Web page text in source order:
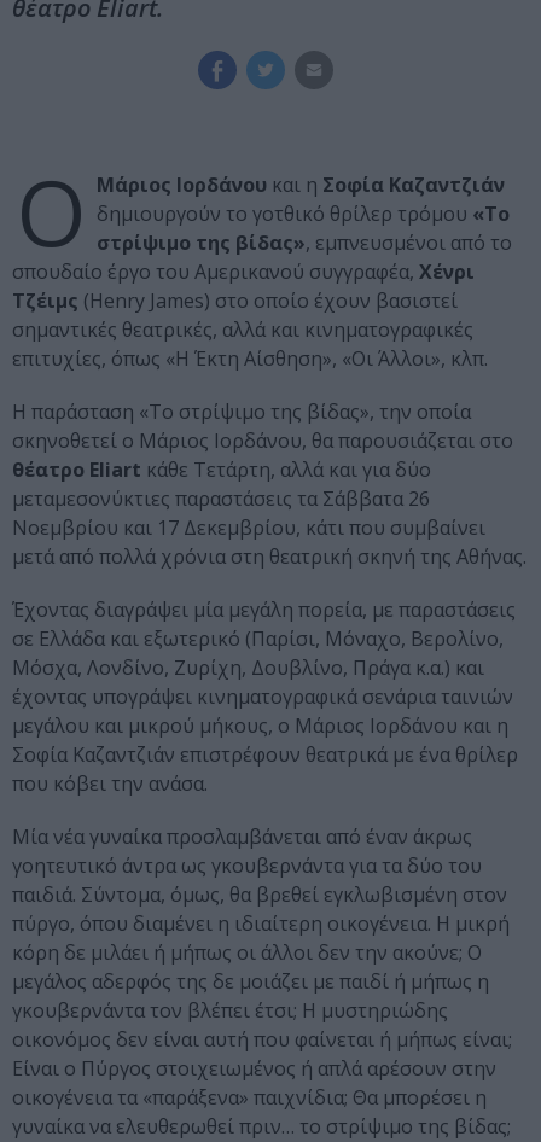
θέατρο Eliart.
Ο Μάριος Ιορδάνου και η Σοφία Καζαντζιάν
δημιουργούν το γοτθικό θρίλερ τρόμου «Το
στρίψιμο της βίδας», εμπνευσμένοι από το
σπουδαίο έργο του Αμερικανού συγγραφέα, Χένρι
Τζέιμς (Henry James) στο οποίο έχουν βασιστεί
σημαντικές θεατρικές, αλλά και κινηματογραφικές
επιτυχίες, όπως «Η Έκτη Αίσθηση», «Οι Άλλοι», κλπ.
Η παράσταση «Το στρίψιμο της βίδας», την οποία
σκηνοθετεί ο Μάριος Ιορδάνου, θα παρουσιάζεται στο
θέατρο Eliart κάθε Τετάρτη, αλλά και για δύο
μεταμεσονύκτιες παραστάσεις τα Σάββατα 26
Νοεμβρίου και 17 Δεκεμβρίου, κάτι που συμβαίνει
μετά από πολλά χρόνια στη θεατρική σκηνή της Αθήνας.
Έχοντας διαγράψει μία μεγάλη πορεία, με παραστάσεις
σε Ελλάδα και εξωτερικό (Παρίσι, Μόναχο, Βερολίνο,
Μόσχα, Λονδίνο, Ζυρίχη, Δουβλίνο, Πράγα κ.α.) και
έχοντας υπογράψει κινηματογραφικά σενάρια ταινιών
μεγάλου και μικρού μήκους, ο Μάριος Ιορδάνου και η
Σοφία Καζαντζιάν επιστρέφουν θεατρικά με ένα θρίλερ
που κόβει την ανάσα.
Μία νέα γυναίκα προσλαμβάνεται από έναν άκρως
γοητευτικό άντρα ως γκουβερνάντα για τα δύο του
παιδιά. Σύντομα, όμως, θα βρεθεί εγκλωβισμένη στον
πύργο, όπου διαμένει η ιδιαίτερη οικογένεια. Η μικρή
κόρη δε μιλάει ή μήπως οι άλλοι δεν την ακούνε; Ο
μεγάλος αδερφός της δε μοιάζει με παιδί ή μήπως η
γκουβερνάντα τον βλέπει έτσι; Η μυστηριώδης
οικονόμος δεν είναι αυτή που φαίνεται ή μήπως είναι;
Είναι ο Πύργος στοιχειωμένος ή απλά αρέσουν στην
οικογένεια τα «παράξενα» παιχνίδια; Θα μπορέσει η
γυναίκα να ελευθερωθεί πριν… το στρίψιμο της βίδας;